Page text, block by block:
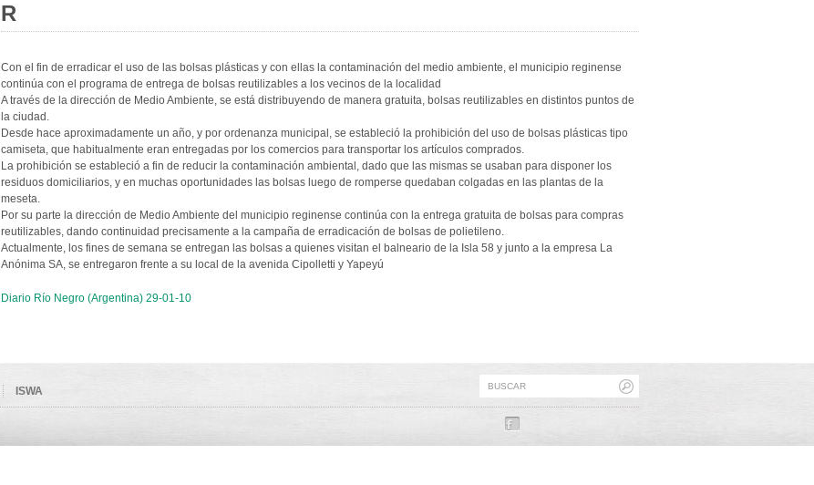
R
Con el fin de erradicar el uso de las bolsas plásticas y con ellas la contaminación del medio ambiente, el municipio reginense
continúa con el programa de entrega de bolsas reutilizables a los vecinos de la localidad
A través de la dirección de Medio Ambiente, se está distribuyendo de manera gratuita, bolsas reutilizables en distintos puntos de
la ciudad.
Desde hace aproximadamente un año, y por ordenanza municipal, se estableció la prohibición del uso de bolsas plásticas tipo
camiseta, que habitualmente eran entregadas por los comercios para transportar los artículos comprados.
La prohibición se estableció a fin de reducir la contaminación ambiental, dado que las mismas se usaban para disponer los
residuos domiciliarios, y en muchas oportunidades las bolsas luego de romperse quedaban colgadas en las plantas de la
meseta.
Por su parte la dirección de Medio Ambiente del municipio reginense continúa con la entrega gratuita de bolsas para compras
reutilizables, dando continuidad precisamente a la campaña de erradicación de bolsas de polietileno.
Actualmente, los fines de semana se entregan las bolsas a quienes visitan el balneario de la Isla 58 y junto a la empresa La
Anónima SA, se entregaron frente a su local de la avenida Cipolletti y Yapeyú
Diario Río Negro (Argentina) 29-01-10
ISWA